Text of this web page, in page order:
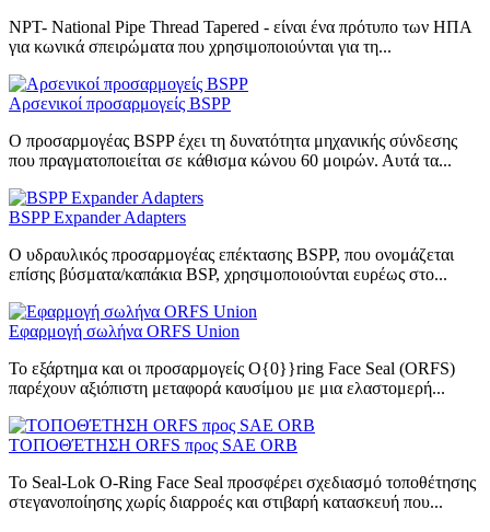
NPT- National Pipe Thread Tapered - είναι ένα πρότυπο των ΗΠΑ
για κωνικά σπειρώματα που χρησιμοποιούνται για τη...
Αρσενικοί προσαρμογείς BSPP
Ο προσαρμογέας BSPP έχει τη δυνατότητα μηχανικής σύνδεσης
που πραγματοποιείται σε κάθισμα κώνου 60 μοιρών. Αυτά τα...
BSPP Expander Adapters
Ο υδραυλικός προσαρμογέας επέκτασης BSPP, που ονομάζεται
επίσης βύσματα/καπάκια BSP, χρησιμοποιούνται ευρέως στο...
Εφαρμογή σωλήνα ORFS Union
Το εξάρτημα και οι προσαρμογείς O{0}}ring Face Seal (ORFS)
παρέχουν αξιόπιστη μεταφορά καυσίμου με μια ελαστομερή...
ΤΟΠΟΘΈΤΗΣΗ ORFS προς SAE ORB
Το Seal-Lok O-Ring Face Seal προσφέρει σχεδιασμό τοποθέτησης
στεγανοποίησης χωρίς διαρροές και στιβαρή κατασκευή που...